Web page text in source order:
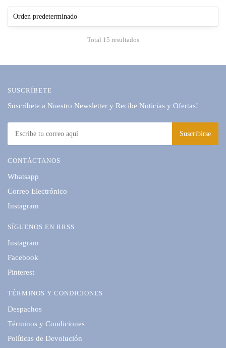
Total 15 resultados
SUSCRÍBETE
Suscríbete a Nuestro Newsletter y Recibe Noticias y Ofertas!
CONTÁCTANOS
Whatsapp
Correo Electrónico
Instagram
SÍGUENOS EN RRSS
Instagram
Facebook
Pinterest
TÉRMINOS Y CONDICIONES
Despachos
Términos y Condiciones
Políticas de Devolución